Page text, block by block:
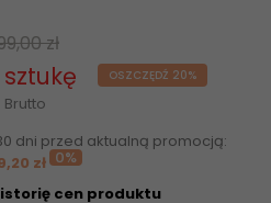
zł
OSZCZĘDŹ 20%
Brutto
dni przed aktualną promocją:
zł 0%
cen produktu